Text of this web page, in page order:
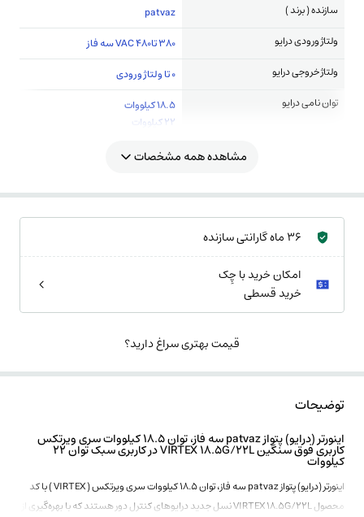
سازنده ( برند )
patvaz
ولتاژ ورودی درایو
380 تا480 VAC سه فاز
ولتاژ خروجی درایو
0 تا ولتاژ ورودی
توان نامی درایو
18.5 کیلووات
22 کیلووات
مشاهده همه مشخصات
36 ماه گارانتی سازنده
امکان خرید با چِک
خرید قسطی
قیمت بهتری سراغ دارید؟
توضیحات
اینورتر (درایو) پتواز patvaz سه فاز، توان 18.5 کیلووات سری ویرتکس
کاربری فوق سنگین VIRTEX 18.5G/22L در کاربری سبک توان 22
کیلووات
اینورتر (درایو) پتواز patvaz سه فاز، توان 18.5 کیلووات سری ویرتکس ( VIRTEX ) با کد
محصول VIRTEX 18.5G/22L نسل جدید درایوهای کنترل دور هستند که با بهره‌گیری از